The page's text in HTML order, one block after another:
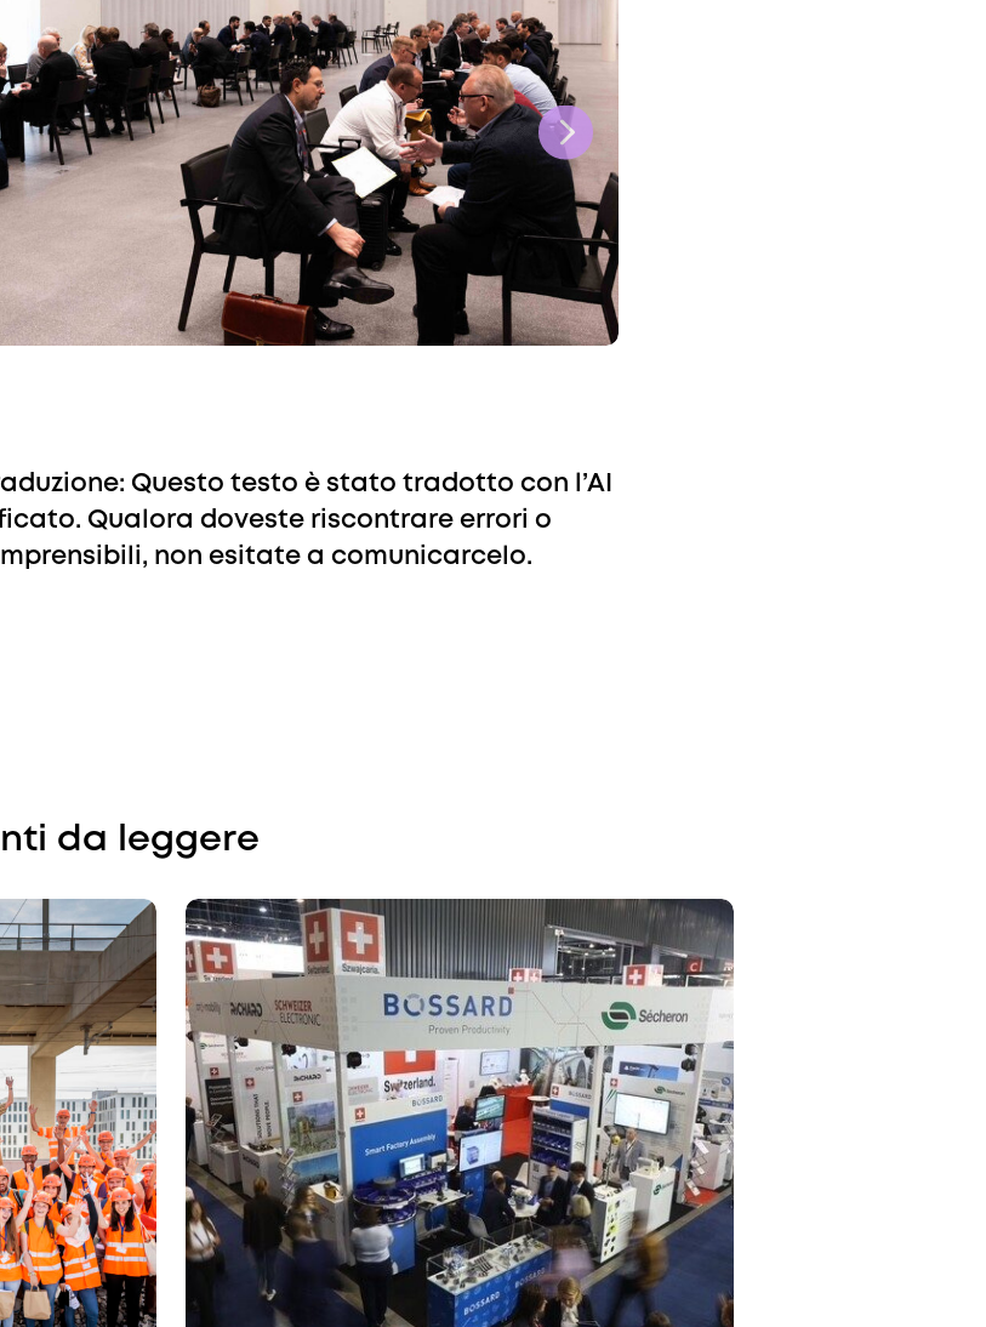
Questo testo è stato tradotto con l’AI
Qualora doveste riscontrare errori o
non esitate a comunicarcelo.
da leggere